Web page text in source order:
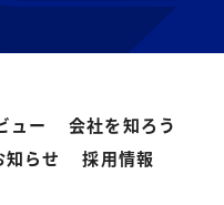
ュー
会社を知ろう
知らせ
採用情報